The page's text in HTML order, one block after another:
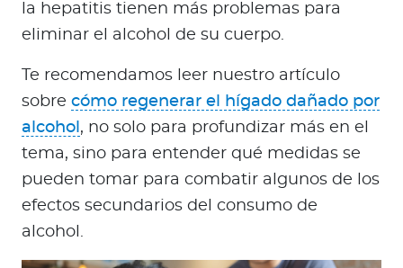
la hepatitis tienen más problemas para
eliminar el alcohol de su cuerpo.
Te recomendamos leer nuestro artículo
sobre cómo regenerar el hígado dañado por
alcohol , no solo para profundizar más en el
tema, sino para entender qué medidas se
pueden tomar para combatir algunos de los
efectos secundarios del consumo de
alcohol.